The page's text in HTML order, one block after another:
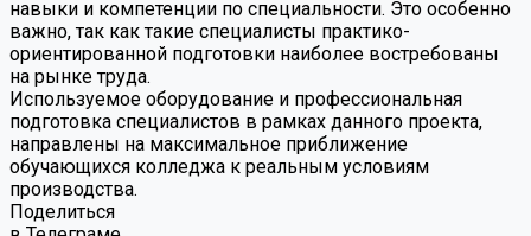
навыки и компетенции по специальности. Это особенно
важно, так как такие специалисты практико-
ориентированной подготовки наиболее востребованы
на рынке труда.
Используемое оборудование и профессиональная
подготовка специалистов в рамках данного проекта,
направлены на максимальное приближение
обучающихся колледжа к реальным условиям
производства.
Поделиться